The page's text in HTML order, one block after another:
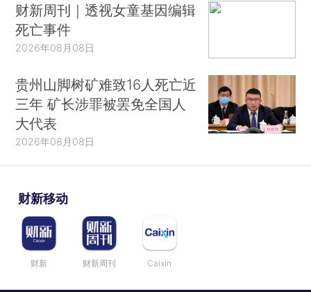
财新周刊｜透视女童基因编辑
死亡事件
2026年08月08日
贵州山脚树矿难致16人死亡近
三年 矿长涉罪被罢免全国人
大代表
2026年08月08日
财新移动
财新 财新周刊 Caixin